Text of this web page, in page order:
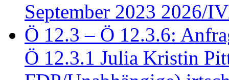
September 2023 2026/
Ö 12.3 – Ö 12.3.6:
Ö 12.3.1 Julia Kristin